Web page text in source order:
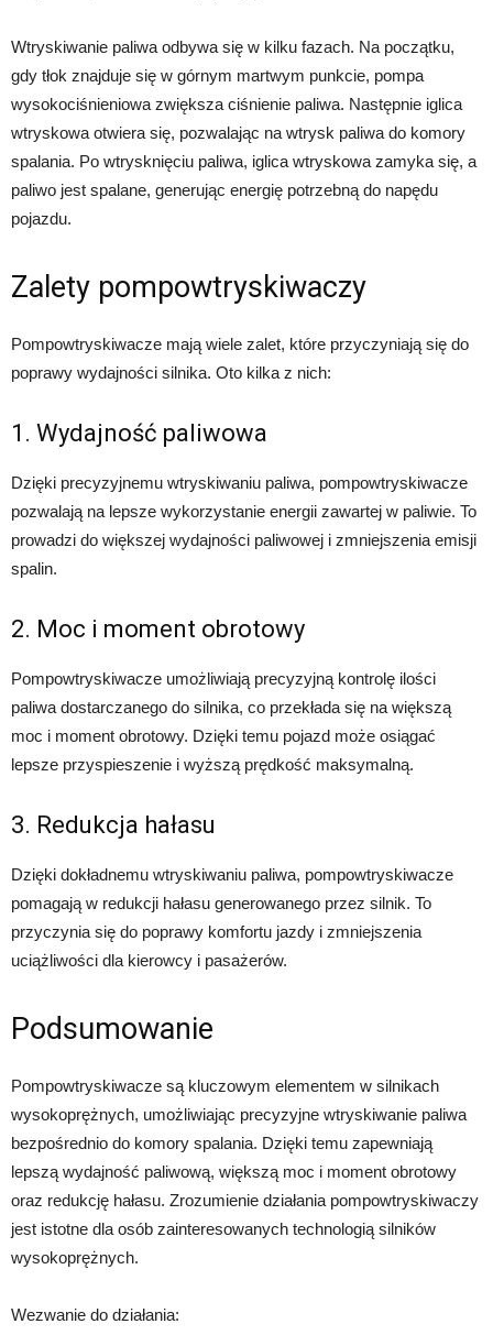
Wtryskiwanie paliwa odbywa się w kilku fazach. Na początku,
gdy tłok znajduje się w górnym martwym punkcie, pompa
wysokociśnieniowa zwiększa ciśnienie paliwa. Następnie iglica
wtryskowa otwiera się, pozwalając na wtrysk paliwa do komory
spalania. Po wtrysknięciu paliwa, iglica wtryskowa zamyka się, a
paliwo jest spalane, generując energię potrzebną do napędu
pojazdu.
Zalety pompowtryskiwaczy
Pompowtryskiwacze mają wiele zalet, które przyczyniają się do
poprawy wydajności silnika. Oto kilka z nich:
1. Wydajność paliwowa
Dzięki precyzyjnemu wtryskiwaniu paliwa, pompowtryskiwacze
pozwalają na lepsze wykorzystanie energii zawartej w paliwie. To
prowadzi do większej wydajności paliwowej i zmniejszenia emisji
spalin.
2. Moc i moment obrotowy
Pompowtryskiwacze umożliwiają precyzyjną kontrolę ilości
paliwa dostarczanego do silnika, co przekłada się na większą
moc i moment obrotowy. Dzięki temu pojazd może osiągać
lepsze przyspieszenie i wyższą prędkość maksymalną.
3. Redukcja hałasu
Dzięki dokładnemu wtryskiwaniu paliwa, pompowtryskiwacze
pomagają w redukcji hałasu generowanego przez silnik. To
przyczynia się do poprawy komfortu jazdy i zmniejszenia
uciążliwości dla kierowcy i pasażerów.
Podsumowanie
Pompowtryskiwacze są kluczowym elementem w silnikach
wysokoprężnych, umożliwiając precyzyjne wtryskiwanie paliwa
bezpośrednio do komory spalania. Dzięki temu zapewniają
lepszą wydajność paliwową, większą moc i moment obrotowy
oraz redukcję hałasu. Zrozumienie działania pompowtryskiwaczy
jest istotne dla osób zainteresowanych technologią silników
wysokoprężnych.
Wezwanie do działania: